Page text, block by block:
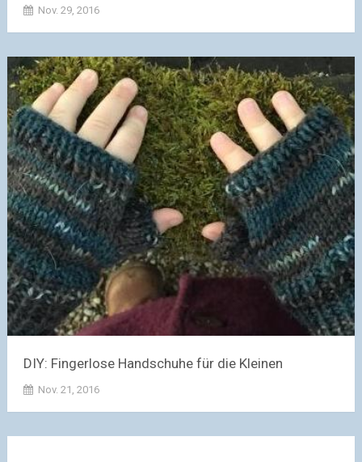
Nov. 29, 2016
DIY: Fingerlose Handschuhe für die Kleinen
Nov. 21, 2016